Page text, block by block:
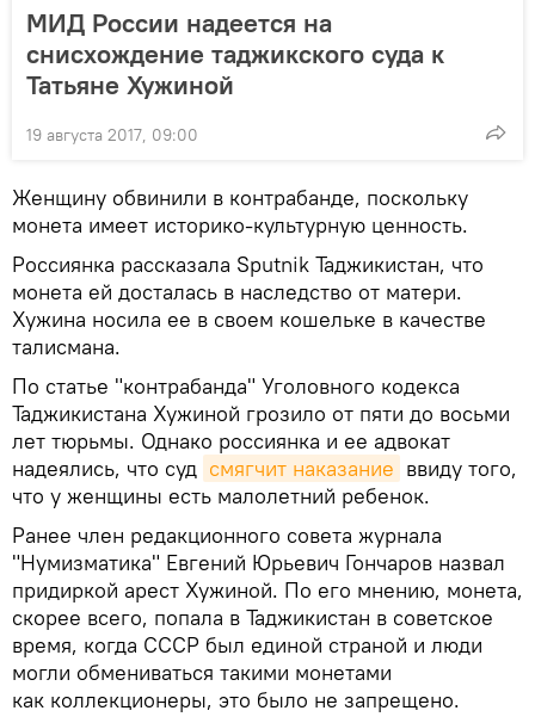
МИД России надеется на
снисхождение таджикского суда к
Татьяне Хужиной
19 августа 2017, 09:00
Женщину обвинили в контрабанде, поскольку
монета имеет историко-культурную ценность.
Россиянка рассказала Sputnik Таджикистан, что
монета ей досталась в наследство от матери.
Хужина носила ее в своем кошельке в качестве
талисмана.
По статье "контрабанда" Уголовного кодекса
Таджикистана Хужиной грозило от пяти до восьми
лет тюрьмы. Однако россиянка и ее адвокат
надеялись, что суд смягчит наказание ввиду того,
что у женщины есть малолетний ребенок.
Ранее член редакционного совета журнала
"Нумизматика" Евгений Юрьевич Гончаров назвал
придиркой арест Хужиной. По его мнению, монета,
скорее всего, попала в Таджикистан в советское
время, когда СССР был единой страной и люди
могли обмениваться такими монетами
как коллекционеры, это было не запрещено.